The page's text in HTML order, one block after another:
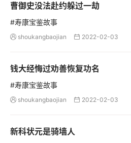
曹御史没法赴约躲过一劫
#寿康宝鉴故事
 shoukangbaojian  2022-02-03
钱大经悔过劝善恢复功名
#寿康宝鉴故事
 shoukangbaojian  2022-02-03
新科状元是骑墙人